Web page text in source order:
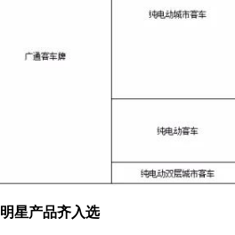
明星产品齐入选